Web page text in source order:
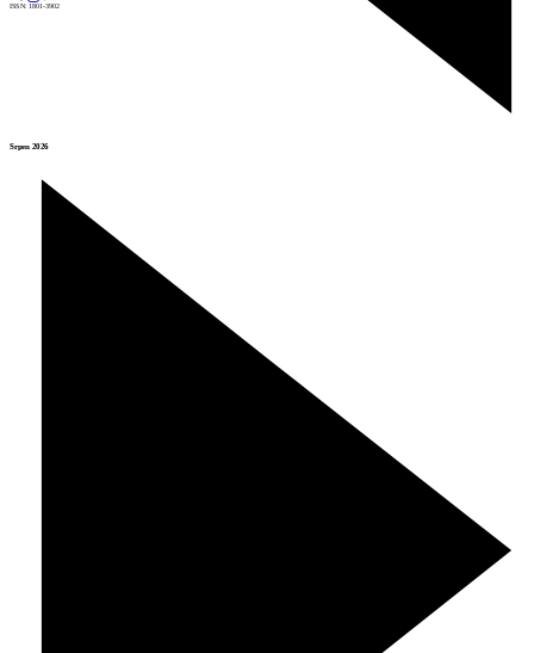
Srpen 2026
ISSN: 1801-3902